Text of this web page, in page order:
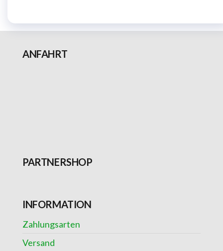
ANFAHRT
PARTNERSHOP
INFORMATION
Zahlungsarten
Versand